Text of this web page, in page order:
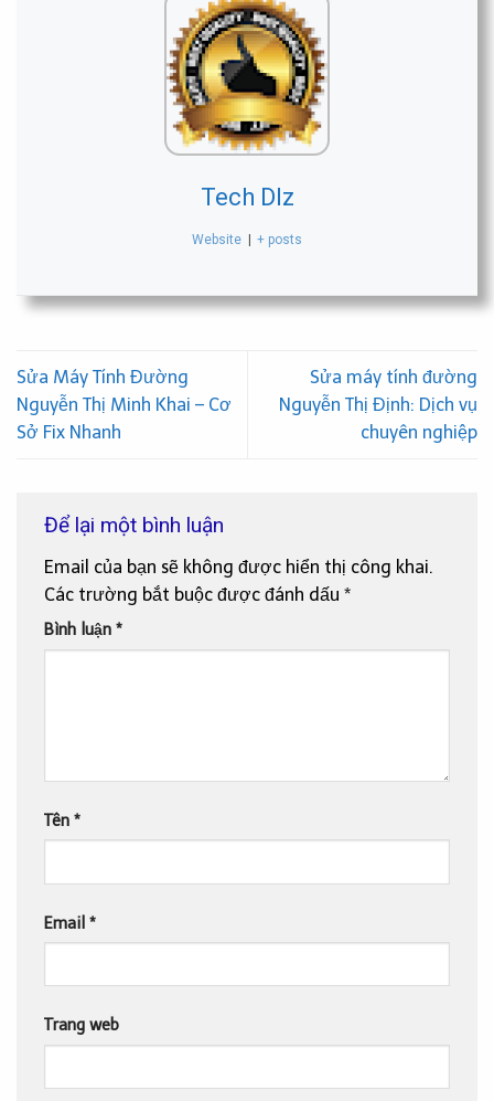
Tech Dlz
Website + posts
Sửa Máy Tính Đường
Nguyễn Thị Minh Khai – Cơ
Sở Fix Nhanh
Sửa máy tính đường
Nguyễn Thị Định: Dịch vụ
chuyên nghiệp
Để lại một bình luận
Email của bạn sẽ không được hiển thị công khai.
Các trường bắt buộc được đánh dấu *
Bình luận *
Tên *
Email *
Trang web